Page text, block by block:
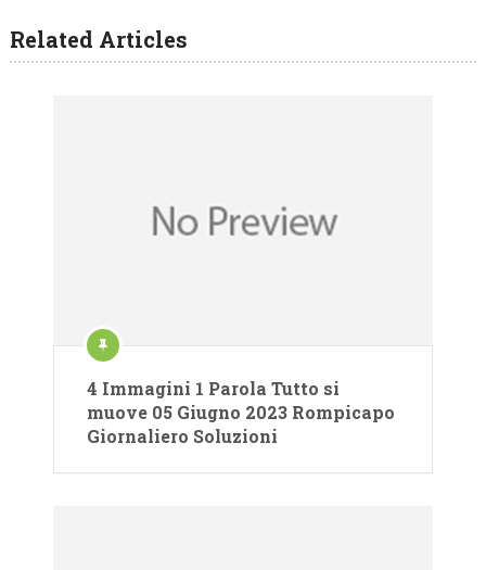
Related Articles
4 Immagini 1 Parola Tutto si
muove 05 Giugno 2023 Rompicapo
Giornaliero Soluzioni